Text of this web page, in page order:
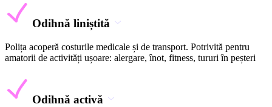
Odihnă liniștită
Polița acoperă costurile medicale și de transport. Potrivită pentru
amatorii de activități ușoare: alergare, înot, fitness, tururi în peșteri
Odihnă activă